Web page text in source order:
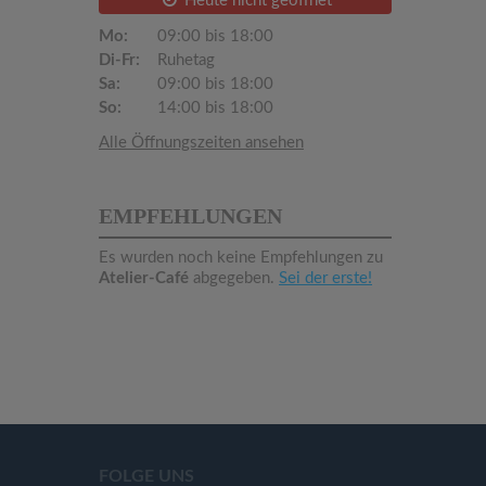
Mo:
09:00 bis 18:00
Di-Fr:
Ruhetag
Sa:
09:00 bis 18:00
So:
14:00 bis 18:00
Alle Öffnungszeiten ansehen
EMPFEHLUNGEN
Es wurden noch keine Empfehlungen zu
Atelier-Café abgegeben. Sei der erste!
FOLGE UNS